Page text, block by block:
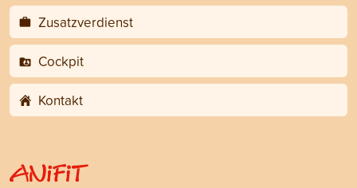
Zusatzverdienst
Cockpit
Kontakt